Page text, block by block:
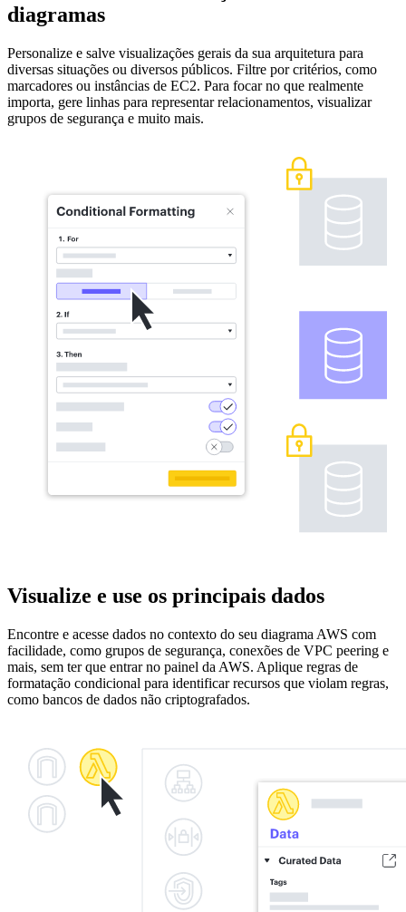
diagramas
Personalize e salve visualizações gerais da sua arquitetura para
diversas situações ou diversos públicos. Filtre por critérios, como
marcadores ou instâncias de EC2. Para focar no que realmente
importa, gere linhas para representar relacionamentos, visualizar
grupos de segurança e muito mais.
Visualize e use os principais dados
Encontre e acesse dados no contexto do seu diagrama AWS com
facilidade, como grupos de segurança, conexões de VPC peering e
mais, sem ter que entrar no painel da AWS. Aplique regras de
formatação condicional para identificar recursos que violam regras,
como bancos de dados não criptografados.